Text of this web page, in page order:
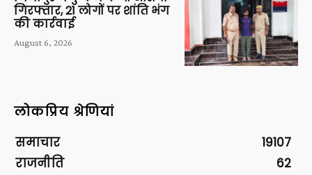
गिरफ्तार, 21 लोगों पर शांति भंग
की कार्रवाई
August 6, 2026
लोकप्रिय श्रेणियां
समाचार
19107
राजनीति
62